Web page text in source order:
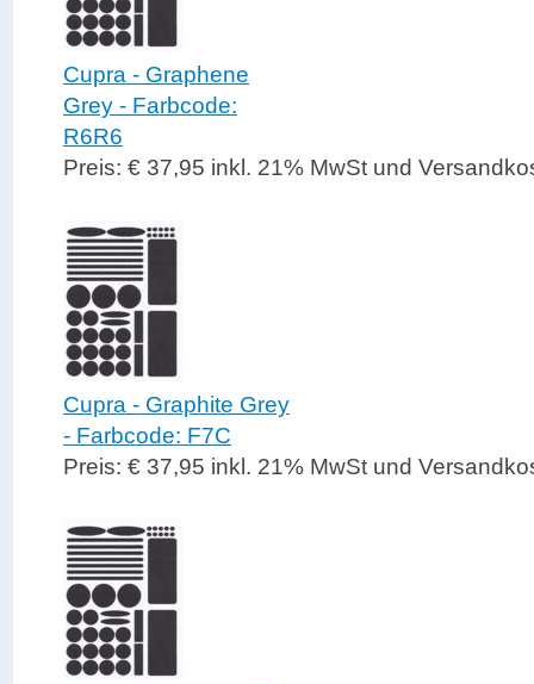
Cupra - Graphene
Grey - Farbcode:
R6R6
Preis: € 37,95 inkl. 21% MwSt und
Cupra - Graphite Grey
- Farbcode: F7C
Preis: € 37,95 inkl. 21% MwSt und